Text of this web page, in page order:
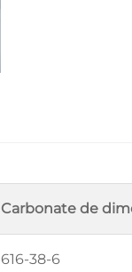
Carbonate de
616-38-6